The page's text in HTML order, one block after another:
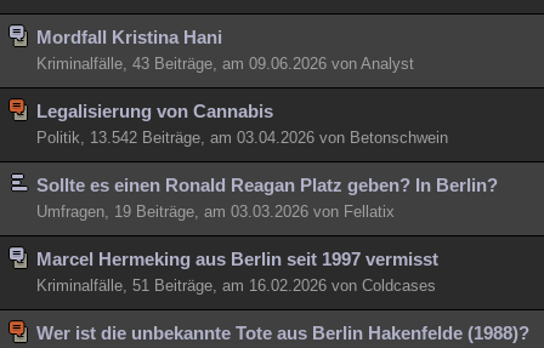
Mordfall Kristina Hani
Kriminalfälle, 43 Beiträge, am 09.06.2026 von Analyst
Legalisierung von Cannabis
Politik, 13.542 Beiträge, am 03.04.2026 von Betonschwein
Sollte es einen Ronald Reagan Platz geben? In Berlin?
Umfragen, 19 Beiträge, am 03.03.2026 von Fellatix
Marcel Hermeking aus Berlin seit 1997 vermisst
Kriminalfälle, 51 Beiträge, am 16.02.2026 von Coldcases
Wer ist die unbekannte Tote aus Berlin Hakenfelde (1988)?